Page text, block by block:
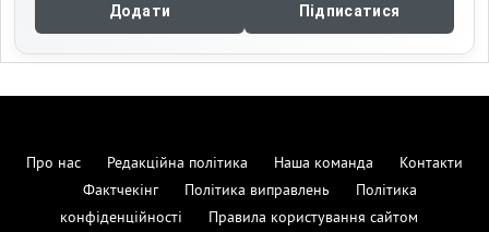
Додати Підписатися
Про нас Редакційна політика Наша команда
Контакти
Фактчекінг
Політика виправлень
Політика
конфіденційності
Правила користування сайтом